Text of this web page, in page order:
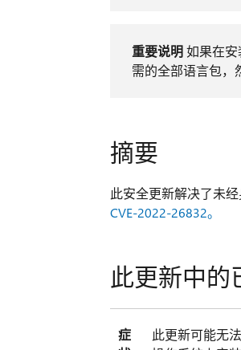
重要说明如果在安
需的全部语言包，
摘要
此安全更新解决了未
CVE-2022-26832。
此更新中的
症
此更新可能无